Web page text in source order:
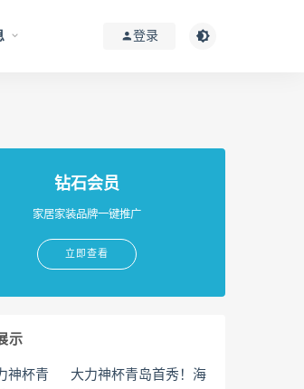
登录
钻石会员
家居家装品牌一键推广
立即查看
示
大力神杯青岛首秀！海